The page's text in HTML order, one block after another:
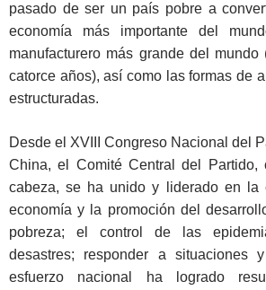
pasado de ser un país pobre a
economía más importante del
manufacturero más grande del mundo
catorce años), así como las formas de
estructuradas.
Desde el XVIII Congreso Nacional del
China, el Comité Central del
cabeza, se ha unido y liderado en la
economía y la promoción del
pobreza; el control de las
desastres; responder a situaciones
esfuerzo nacional ha logrado